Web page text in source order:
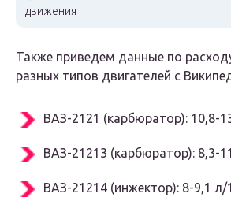
движения
Также приведем данные по
разных типов двигателей с
ВАЗ-2121 (карбюратор): 10,8-
ВАЗ-21213 (карбюратор): 8,3-
ВАЗ-21214 (инжектор): 8-9,1 л/